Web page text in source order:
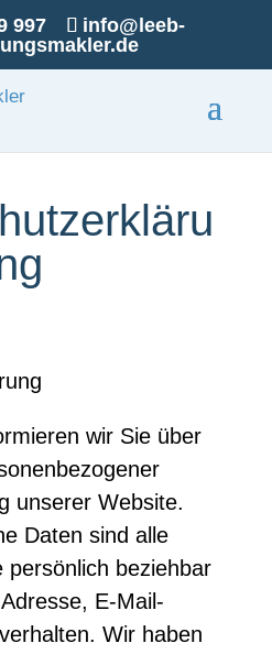
997
info@leeb-
wir Sie über
unserer Website.
Daten sind alle
persönlich beziehbar
E-Mail-
Wir haben